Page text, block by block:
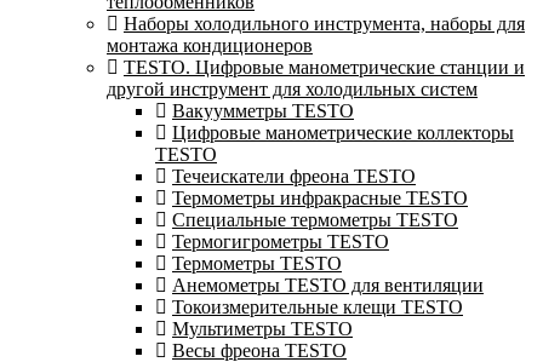
Наборы холодильного инструмента, наборы для
монтажа кондиционеров
TESTO. Цифровые манометрические станции и
другой инструмент для холодильных систем
Вакуумметры TESTO
Цифровые манометрические коллекторы
TESTO
Течеискатели фреона TESTO
Термометры инфракрасные TESTO
Специальные термометры TESTO
Термогигрометры TESTO
Термометры TESTO
Анемометры TESTO для вентиляции
Токоизмерительные клещи TESTO
Мультиметры TESTO
Весы фреона TESTO